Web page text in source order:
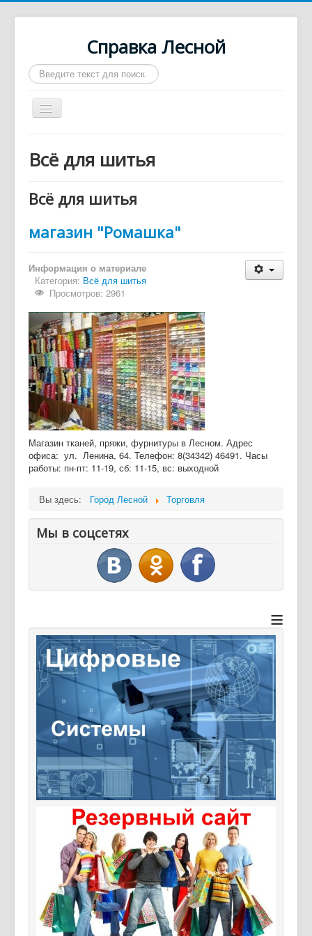
Справка Лесной
Искать...
Включить/
выключить
О нас
Войти
Афиша
Автобусы
Дайджест СМИ
Объявления
Всё для шитья
Всё для шитья
магазин "Ромашка"
Информация о материале
Категория: Всё для шитья
Просмотров: 2961
Магазин тканей, пряжи, фурнитуры в Лесном. Адрес
офиса: ул. Ленина, 64. Телефон: 8(34342) 46491. Часы
работы: пн-пт: 11-19, сб: 11-15, вс: выходной
Вы здесь: Город Лесной Торговля
Мы в соцсетях
≡